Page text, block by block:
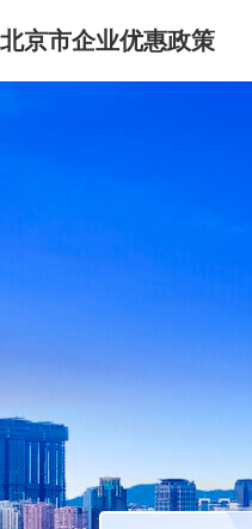
北京市企业优惠政策